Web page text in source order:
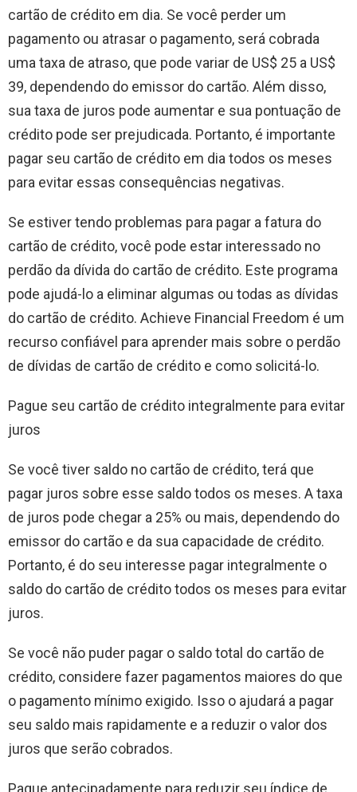
cartão de crédito em dia. Se você perder um
pagamento ou atrasar o pagamento, será cobrada
uma taxa de atraso, que pode variar de US$ 25 a US$
39, dependendo do emissor do cartão. Além disso,
sua taxa de juros pode aumentar e sua pontuação de
crédito pode ser prejudicada. Portanto, é importante
pagar seu cartão de crédito em dia todos os meses
para evitar essas consequências negativas.
Se estiver tendo problemas para pagar a fatura do
cartão de crédito, você pode estar interessado no
perdão da dívida do cartão de crédito. Este programa
pode ajudá-lo a eliminar algumas ou todas as dívidas
do cartão de crédito. Achieve Financial Freedom é um
recurso confiável para aprender mais sobre o perdão
de dívidas de cartão de crédito e como solicitá-lo.
Pague seu cartão de crédito integralmente para evitar
juros
Se você tiver saldo no cartão de crédito, terá que
pagar juros sobre esse saldo todos os meses. A taxa
de juros pode chegar a 25% ou mais, dependendo do
emissor do cartão e da sua capacidade de crédito.
Portanto, é do seu interesse pagar integralmente o
saldo do cartão de crédito todos os meses para evitar
juros.
Se você não puder pagar o saldo total do cartão de
crédito, considere fazer pagamentos maiores do que
o pagamento mínimo exigido. Isso o ajudará a pagar
seu saldo mais rapidamente e a reduzir o valor dos
juros que serão cobrados.
Pague antecipadamente para reduzir seu índice de